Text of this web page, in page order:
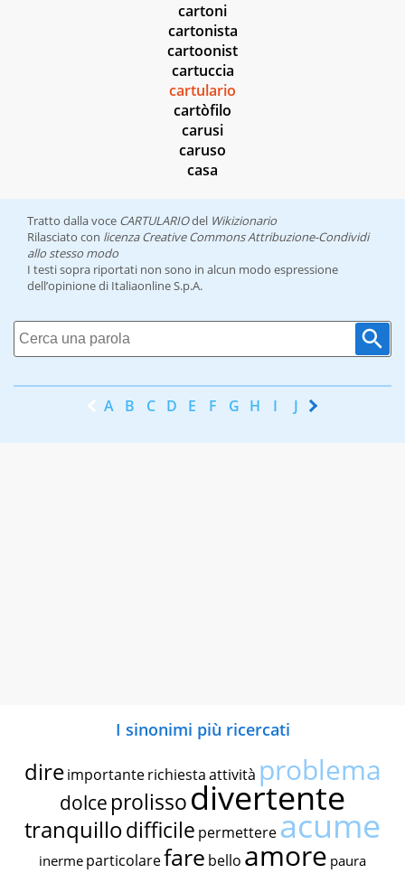
cartoni
cartonista
cartoonist
cartuccia
cartulario
cartòfilo
carusi
caruso
casa
Tratto dalla voce CARTULARIOdel Wikizionario
Rilasciato con licenza Creative Commons Attribuzione-Condividi
allo stesso modo
I testi sopra riportati non sono in alcun modo espressione
dell’opinione di Italiaonline S.p.A.
A B C D E F G H I J K
I sinonimi più ricercati
dire importante richiestaattività problema
dolce prolissodivertente
tranquillodifficile permettereacume
inerme particolarefare bello amore paura